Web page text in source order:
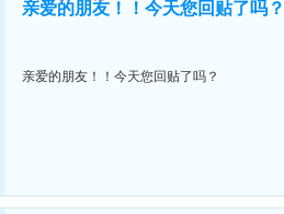
亲爱的朋友！！今天您回贴了吗？
亲爱的朋友！！今天您回贴了吗？